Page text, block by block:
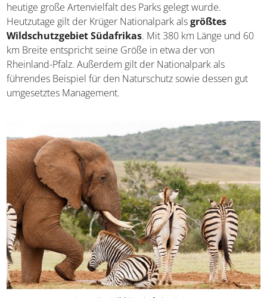
heutige große Artenvielfalt des Parks gelegt wurde.
Heutzutage gilt der Krüger Nationalpark alsgrößtes
Wildschutzgebiet Südafrikas. Mit 380 km Länge und
60 km Breite entspricht seine Größe in etwa der von
Rheinland-Pfalz. Außerdem gilt der Nationalpark als
führendes Beispiel für den Naturschutz sowie dessen gut
umgesetztes Management.